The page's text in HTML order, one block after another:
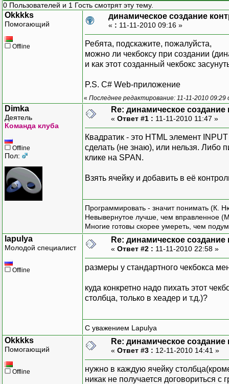
0 Пользователей и 1 Гость смотрят эту тему.
Okkkks
Помогающий
Offline
динамическое создание
« : 11-11-2010 09:16 »
Ребята, подскажите, пожалуйста,
можно ли чекбоксу при создании
и как этот созданный чекбокс
P.S. C# Web-приложение
« Последнее редактирование: 11-11-2010 09:29
Dimka
Деятель
Команда клуба
Offline
Пол:
Re: динамическое создание
« Ответ #1 : 11-11-2010 11:47 »
Квадратик - это HTML элемент
сделать (не знаю), или нельзя. Либо
клике на SPAN.
Взять ячейку и добавить в её
Программировать - значит понимать (К.
Невывернутое лучше, чем вправленное
Многие готовы скорее умереть, чем
lapulya
Молодой специалист
Offline
Re: динамическое создание
« Ответ #2 : 11-11-2010 22:58 »
размеры у стандартного чекбокса
куда конкретно надо пихать этот
столбца, только в хеадер и т.д.)?
С уважением Lapulya
Okkkks
Помогающий
Offline
Re: динамическое создание
« Ответ #3 : 12-11-2010 14:41 »
нужно в каждую ячейку
никак не получается договориться с